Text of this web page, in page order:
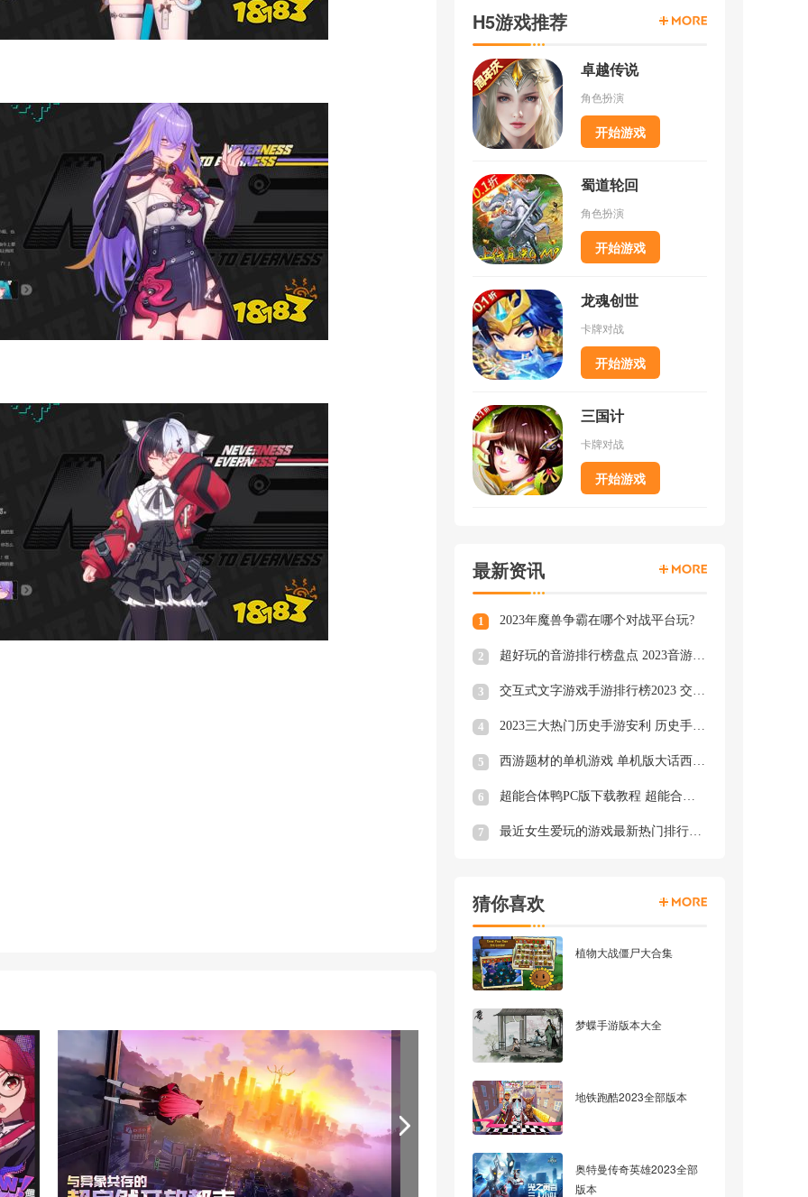
H5游戏推荐
卓越传说
角色扮演
开始游戏
蜀道轮回
角色扮演
开始游戏
龙魂创世
卡牌对战
开始游戏
三国计
卡牌对战
开始游戏
最新资讯
1 2023年魔兽争霸在哪个对战平台玩?
2 超好玩的音游排行榜盘点 2023音游排行榜TOP3
3 交互式文字游戏手游排行榜2023 交互式文字手游大全
4 2023三大热门历史手游安利 历史手游类型游戏大合集
5 西游题材的单机游戏 单机版大话西游下载
6 超能合体鸭PC版下载教程 超能合体鸭最新PC版模拟器下载安装
7 最近女生爱玩的游戏最新热门排行榜 最近女生爱玩的游戏推荐
猜你喜欢
植物大战僵尸大合集
梦蝶手游版本大全
地铁跑酷2023全部版本
奥特曼传奇英雄2023全部
版本